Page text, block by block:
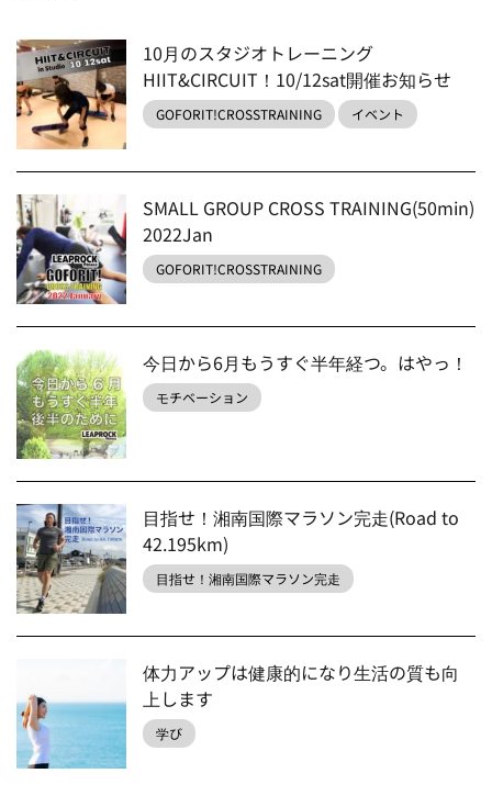
10月のスタジオトレーニング
HIIT&CIRCUIT！10/12sat開催お知らせ
GOFORIT!CROSSTRAINING イベント
SMALL GROUP CROSS TRAINING(50min)
2022Jan
GOFORIT!CROSSTRAINING
今日から6月もうすぐ半年経つ。はやっ！
モチベーション
目指せ！湘南国際マラソン完走(Road to
42.195km)
目指せ！湘南国際マラソン完走
体力アップは健康的になり生活の質も向
上します
学び